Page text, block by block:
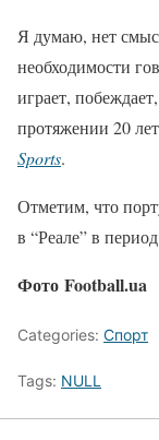
Я думаю, нет
необходимости
играет,
протяжении 20
Sports.
Отметим, что
в “Реале” в
Фото Football.ua
Categories: Спорт
Tags: NULL